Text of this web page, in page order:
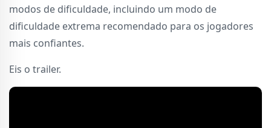
modos de dificuldade, incluindo um modo de
dificuldade extrema recomendado para os jogadores
mais confiantes.
Eis o trailer.